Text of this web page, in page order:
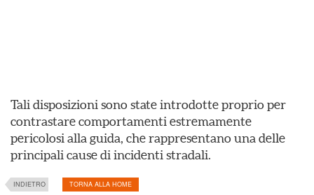
Tali disposizioni sono state introdotte proprio per
contrastare comportamenti estremamente
pericolosi alla guida, che rappresentano una delle
principali cause di incidenti stradali.
INDIETRO TORNA ALLA HOME